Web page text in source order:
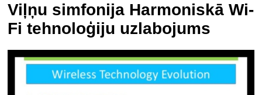
Viļņu simfonija Harmoniskā Wi-
Fi tehnoloģiju uzlabojums